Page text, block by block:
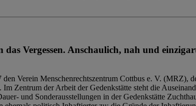
Vergessen. Anschaulich, nah und
Verein Menschenrechtszentrum Cottbus e. V. (MRZ),
Zentrum der Arbeit der Gedenkstätte steht die
und Sonderausstellungen in der Gedenkstätte